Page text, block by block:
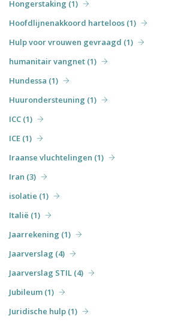
Hongerstaking (1)
Hoofdlijnenakkoord harteloos (1)
Hulp voor vrouwen gevraagd (1)
humanitair vangnet (1)
Hundessa (1)
Huurondersteuning (1)
ICC (1)
ICE (1)
Iraanse vluchtelingen (1)
Iran (3)
isolatie (1)
Italië (1)
Jaarrekening (1)
Jaarverslag (4)
Jaarverslag STIL (4)
Jubileum (1)
Juridische hulp (1)